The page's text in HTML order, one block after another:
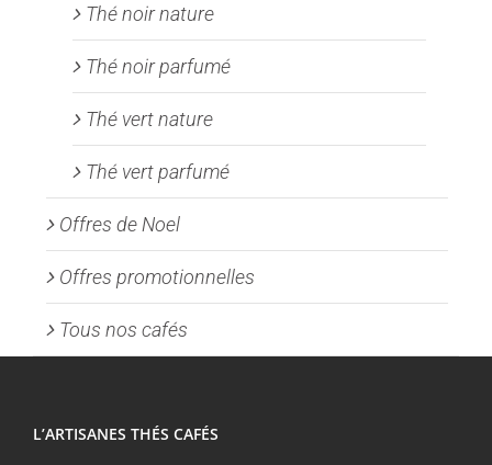
Thé noir nature
Thé noir parfumé
Thé vert nature
Thé vert parfumé
Offres de Noel
Offres promotionnelles
Tous nos cafés
L’ARTISANES THÉS CAFÉS